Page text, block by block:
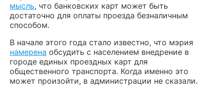
мысль, что банковских карт может быть
достаточно для оплаты проезда безналичным
способом.
В начале этого года стало известно, что мэрия
намерена обсудить с населением внедрение в
городе единых проездных карт для
общественного транспорта. Когда именно это
может произойти, в администрации не сказали.